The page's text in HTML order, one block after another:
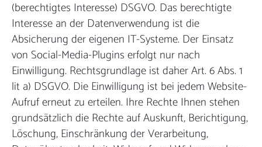
(berechtigtes Interesse) DSGVO. Das berechtigte
Interesse an der Datenverwendung ist die
Absicherung der eigenen IT-Systeme. Der Einsatz
von Social-Media-Plugins erfolgt nur nach
Einwilligung. Rechtsgrundlage ist daher Art. 6 Abs. 1
lit a) DSGVO. Die Einwilligung ist bei jedem Website-
Aufruf erneut zu erteilen. Ihre Rechte Ihnen stehen
grundsätzlich die Rechte auf Auskunft, Berichtigung,
Löschung, Einschränkung der Verarbeitung,